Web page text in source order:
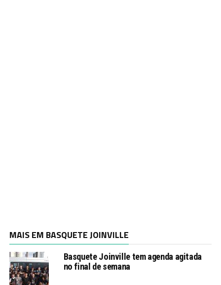
MAIS EM BASQUETE JOINVILLE
Basquete Joinville tem agenda agitada
no final de semana